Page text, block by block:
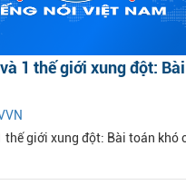
1 thế giới xung đột:
thế giới xung đột: Bài toán khó